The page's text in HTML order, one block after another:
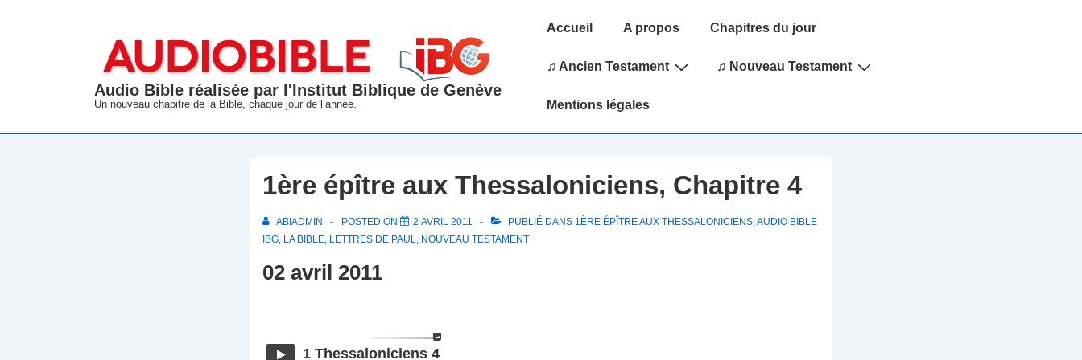
Audio Bible réalisée par l'Institut Biblique de Genève
Un nouveau chapitre de la Bible, chaque jour de l’année.
Main
Accueil A propos Chapitres du jour
♫ Ancien Testament ♫ Nouveau Testament
Mentions légales
1ère épître aux Thessaloniciens, Chapitre 4
ABIADMIN POSTED ON 2 AVRIL 2011 PUBLIÉ DANS 1ÈRE ÉPÎTRE AUX THESSALONICIENS,AUDIO BIBLE
IBG, LA BIBLE, LETTRES DE PAUL, NOUVEAU TESTAMENT
02 avril 2011
1 Thessaloniciens 4